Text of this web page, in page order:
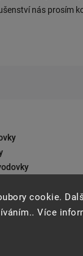
cookie.
Více
nás prosím